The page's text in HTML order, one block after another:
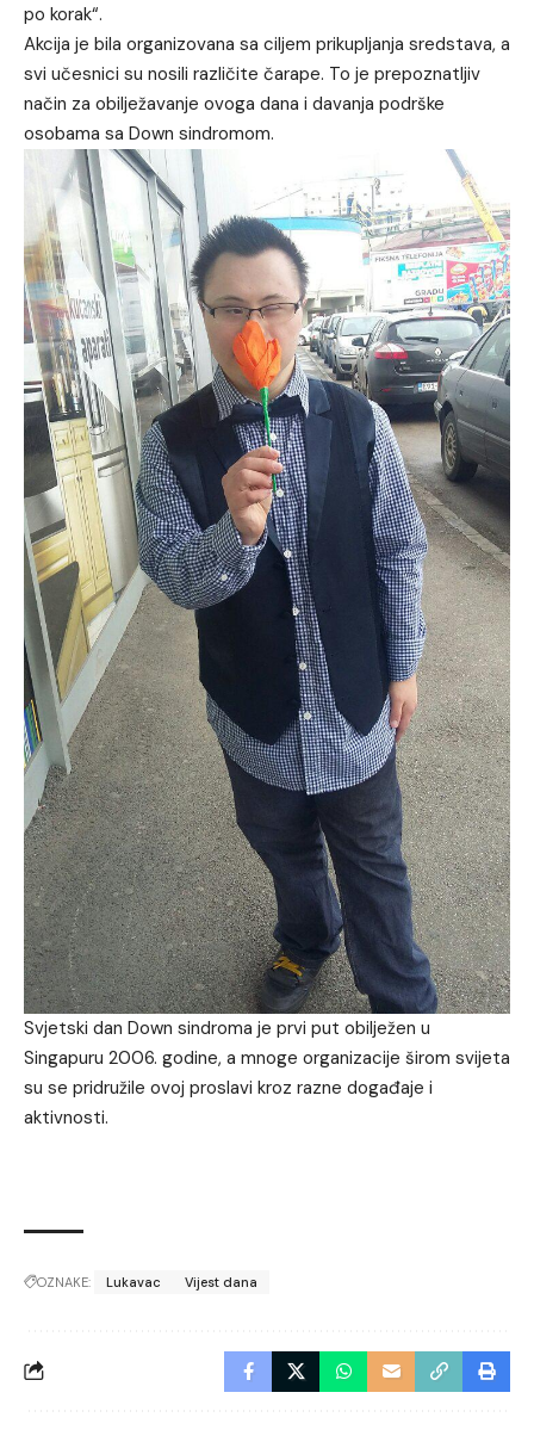
po korak“.
Akcija je bila organizovana sa ciljem prikupljanja sredstava, a
svi učesnici su nosili različite čarape. To je prepoznatljiv
način za obilježavanje ovoga dana i davanja podrške
osobama sa Down sindromom.
Svjetski dan Down sindroma je prvi put obilježen u
Singapuru 2006. godine, a mnoge organizacije širom svijeta
su se pridružile ovoj proslavi kroz razne događaje i
aktivnosti.
OZNAKE: Lukavac Vijest dana